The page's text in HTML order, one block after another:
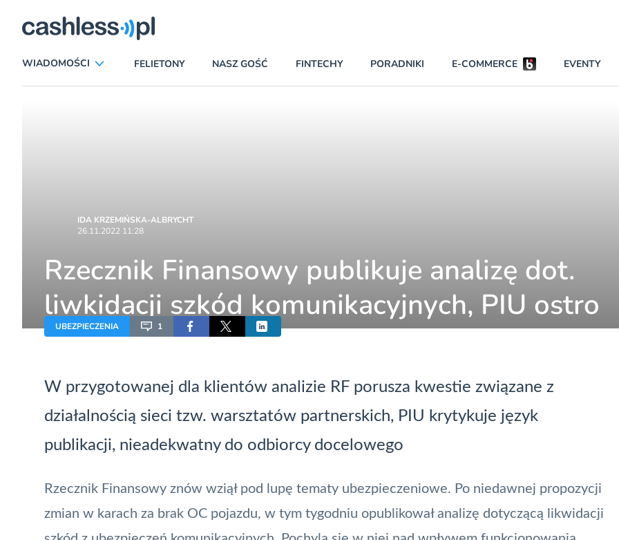
WIADOMOŚCI
TEMAT DNIA
FELIETONY NASZ GOŚĆ FINTECHY PORADNIKI E-COMMERCE EVENTY
IDA KRZEMIŃSKA-ALBRYCHT
26.11.2022 11:28
Rzecznik Finansowy publikuje analizę dot.
liwkidacji szkód komunikacyjnych, PIU ostro
kontruje
UBEZPIECZENIA 1
W przygotowanej dla klientów analizie RF porusza kwestie związane z
działalnością sieci tzw. warsztatów partnerskich, PIU krytykuje język
publikacji, nieadekwatny do odbiorcy docelowego
Rzecznik Finansowy znów wziął pod lupę tematy ubezpieczeniowe. Po niedawnej propozycji
zmian w karach za brak OC pojazdu, w tym tygodniu opublikował analizę dotyczącą likwidacji